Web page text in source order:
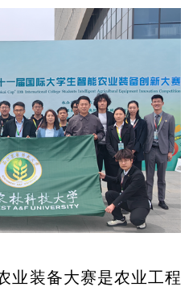
业装备大赛是农业工程